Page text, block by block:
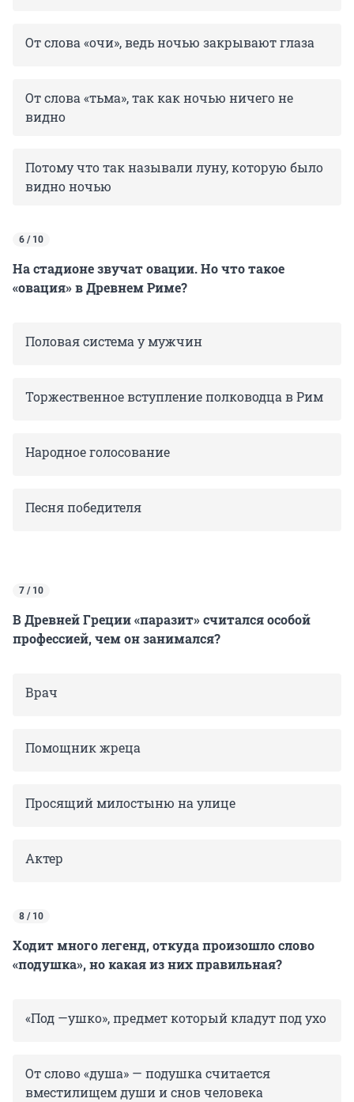
От слова «очи», ведь ночью закрывают глаза
От слова «тьма», так как ночью ничего не
видно
Потому что так называли луну, которую было
видно ночью
6 / 10
На стадионе звучат овации. Но что такое
«овация» в Древнем Риме?
Половая система у мужчин
Торжественное вступление полководца в Рим
Народное голосование
Песня победителя
7 / 10
В Древней Греции «паразит» считался особой
профессией, чем он занимался?
Врач
Помощник жреца
Просящий милостыню на улице
Актер
8 / 10
Ходит много легенд, откуда произошло слово
«подушка», но какая из них правильная?
«Под —ушко», предмет который кладут под ухо
От слово «душа» — подушка считается
вместилищем души и снов человека